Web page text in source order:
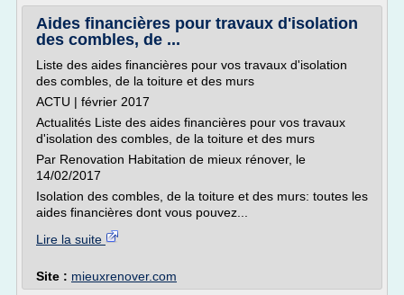
Aides financières pour travaux d'isolation
des combles, de ...
Liste des aides financières pour vos travaux d'isolation
des combles, de la toiture et des murs
ACTU | février 2017
Actualités Liste des aides financières pour vos travaux
d'isolation des combles, de la toiture et des murs
Par Renovation Habitation de mieux rénover, le
14/02/2017
Isolation des combles, de la toiture et des murs: toutes les
aides financières dont vous pouvez...
Lire la suite
Site : mieuxrenover.com